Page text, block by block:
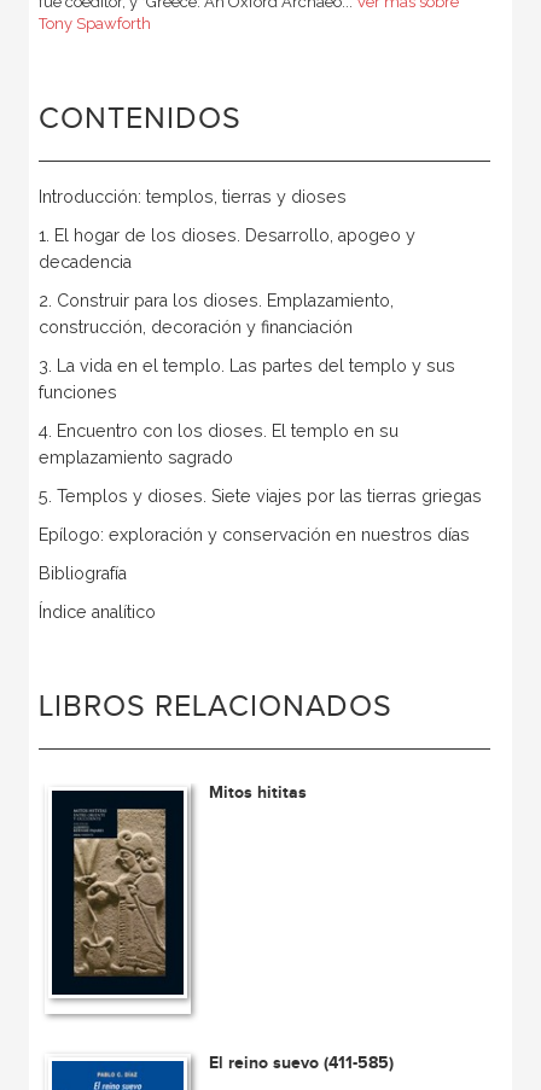
Tony Spawforth
CONTENIDOS
Introducción: templos, tierras y dioses
1. El hogar de los dioses. Desarrollo, apogeo y
decadencia
2. Construir para los dioses. Emplazamiento,
construcción, decoración y financiación
3. La vida en el templo. Las partes del templo y sus
funciones
4. Encuentro con los dioses. El templo en su
emplazamiento sagrado
5. Templos y dioses. Siete viajes por las tierras griegas
Epílogo: exploración y conservación en nuestros días
Bibliografía
Índice analítico
LIBROS RELACIONADOS
Mitos hititas
El reino suevo (411-585)